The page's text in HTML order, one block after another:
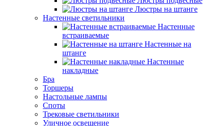
Люстры на штанге
Настенные светильники
Настенные
встраиваемые
Настенные на
штанге
Настенные
накладные
Бра
Торшеры
Настольные лампы
Споты
Трековые светильники
Уличное освещение